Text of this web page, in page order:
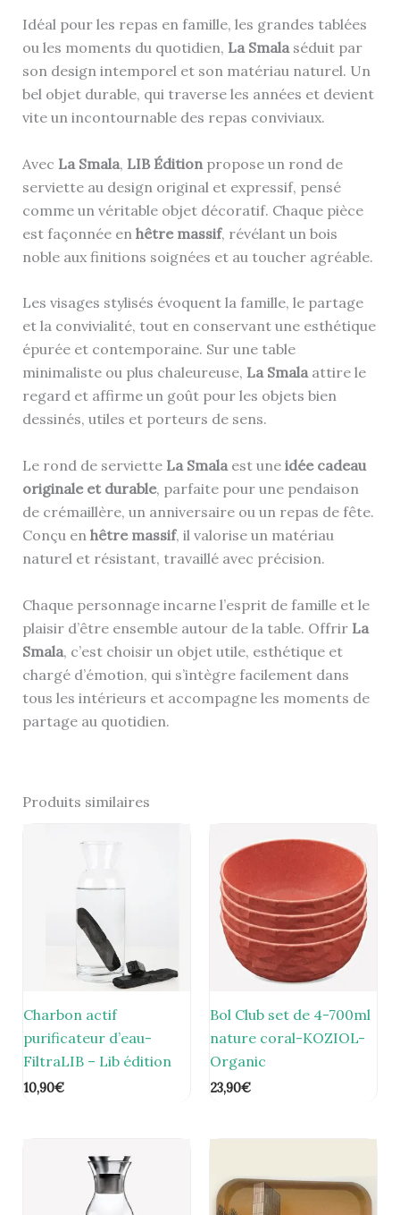
Idéal pour les repas en famille, les grandes tablées
ou les moments du quotidien, La Smalaséduit par
son design intemporel et son matériau naturel. Un
bel objet durable, qui traverse les années et devient
vite un incontournable des repas conviviaux.
Avec La Smala, LIB Éditionpropose un rond de
serviette au design original et expressif, pensé
comme un véritable objet décoratif. Chaque pièce
est façonnée en hêtre massif, révélant un bois
noble aux finitions soignées et au toucher agréable.
Les visages stylisés évoquent la famille, le partage
et la convivialité, tout en conservant une esthétique
épurée et contemporaine. Sur une table
minimaliste ou plus chaleureuse, La Smalaattire le
regard et affirme un goût pour les objets bien
dessinés, utiles et porteurs de sens.
Le rond de serviette La Smalaest une idée cadeau
originale et durable, parfaite pour une pendaison
de crémaillère, un anniversaire ou un repas de fête.
Conçu en hêtre massif, il valorise un matériau
naturel et résistant, travaillé avec précision.
Chaque personnage incarne l’esprit de famille et le
plaisir d’être ensemble autour de la table. Offrir La
Smala, c’est choisir un objet utile, esthétique et
chargé d’émotion, qui s’intègre facilement dans
tous les intérieurs et accompagne les moments de
partage au quotidien.
Produits similaires
Charbon actif
purificateur d’eau-
FiltraLIB – Lib édition
10,90€
Bol Club set de 4-700ml
nature coral-KOZIOL-
Organic
23,90€